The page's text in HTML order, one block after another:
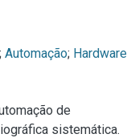
; Automação; Hardware
de
sistemática.